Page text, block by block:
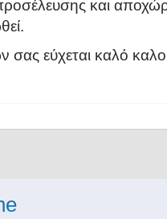
και
εύχεται καλό